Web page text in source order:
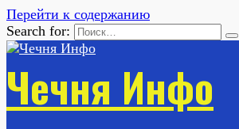
Перейти к содержанию
Search for:
Чечня Инфо